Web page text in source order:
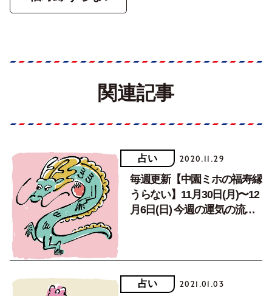
関連記事
占い 2020.11.29
毎週更新【中園ミホの福寿縁
うらない】11月30日(月)〜12
月6日(日) 今週の運気の流れ
占い 2021.01.03